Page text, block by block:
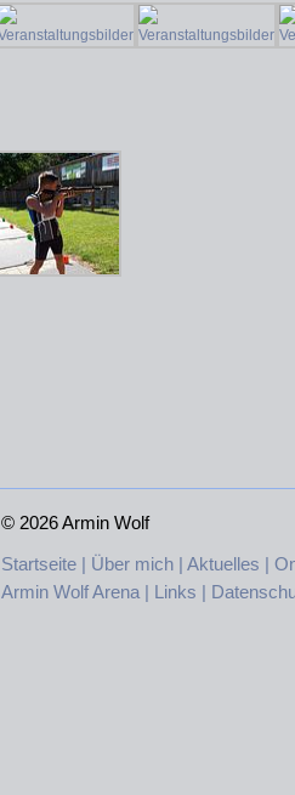
© 2026 Armin Wolf
Startseite | Über mich | Aktuelles |
Armin Wolf Arena | Links |